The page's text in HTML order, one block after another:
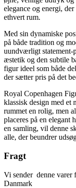
elegance og energi,
ethvert rum.
Med sin dynamiske
på både tradition og
uundværligt statement-
æstetik og den subtile
figur ideel som både
der sætter pris på det
Royal Copenhagen
klassisk design med et
rummet en rolig, men
placeres på en elegant
en samling, vil denne
alle, der beundrer
Fragt
Vi sender denne varer
Danmark